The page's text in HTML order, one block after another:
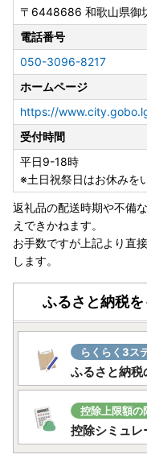
〒6448686 和歌山県御
電話番号
050-3096-8217
ホームページ
https://
受付時間
平日9-18時
※土日祝祭日はお休みを
返礼品の配送時期や不備
えできかねます。
お手数ですが上記より直
します。
ふるさと納税
らくらく3ス
ふるさと納税
控除上限額の
控除シミュレ